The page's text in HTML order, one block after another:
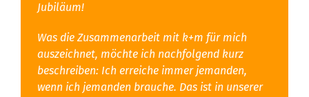
Jubiläum!
Was die Zusammenarbeit mit k+m für mich
auszeichnet, möchte ich nachfolgend kurz
beschreiben: Ich erreiche immer jemanden,
wenn ich jemanden brauche. Das ist in unserer